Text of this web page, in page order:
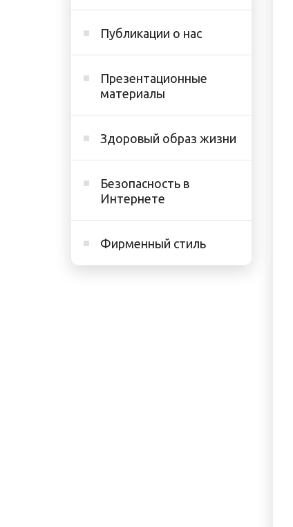
Публикации о нас
Презентационные
материалы
Здоровый образ жизни
Безопасность в
Интернете
Фирменный стиль